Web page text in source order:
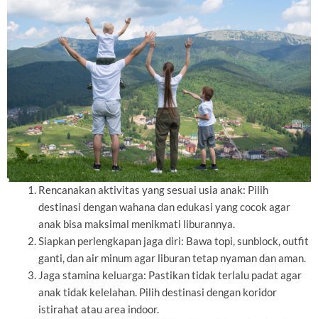
Rencanakan aktivitas yang sesuai usia anak: Pilih
destinasi dengan wahana dan edukasi yang cocok agar
anak bisa maksimal menikmati liburannya.
Siapkan perlengkapan jaga diri: Bawa topi, sunblock, outfit
ganti, dan air minum agar liburan tetap nyaman dan aman.
Jaga stamina keluarga: Pastikan tidak terlalu padat agar
anak tidak kelelahan. Pilih destinasi dengan koridor
istirahat atau area indoor.